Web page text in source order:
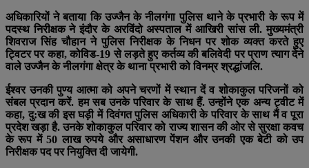
अधिकारियों ने बताया कि उज्जैन के नीलगंगा पुलिस थाने के प्रभारी के रूप में
पदस्थ निरीक्षक ने इंदौर के अरविंदो अस्पताल में आखिरी सांस ली. मुख्यमंत्री
शिवराज सिंह चौहान ने पुलिस निरीक्षक के निधन पर शोक व्यक्त करते हुए
ट्विटर पर कहा, कोविड-19 से लड़ते हुए कर्तव्य की बलिवेदी पर प्राण त्याग देने
वाले उज्जैन के नीलगंगा क्षेत्र के थाना प्रभारी को विनम्र श्रद्धांजलि.
ईश्वर उनकी पुण्य आत्मा को अपने चरणों में स्थान दें व शोकाकुल परिजनों को
संबल प्रदान करें. हम सब उनके परिवार के साथ हैं. उन्होंने एक अन्य ट्वीट में
कहा, दु:ख की इस घड़ी में दिवंगत पुलिस अधिकारी के परिवार के साथ मैं व पूरा
प्रदेश खड़ा है. उनके शोकाकुल परिवार को राज्य शासन की ओर से सुरक्षा कवच
के रूप में 50 लाख रुपये और असाधारण पेंशन और उनकी एक बेटी को उप
निरीक्षक पद पर नियुक्ति दी जायेगी.